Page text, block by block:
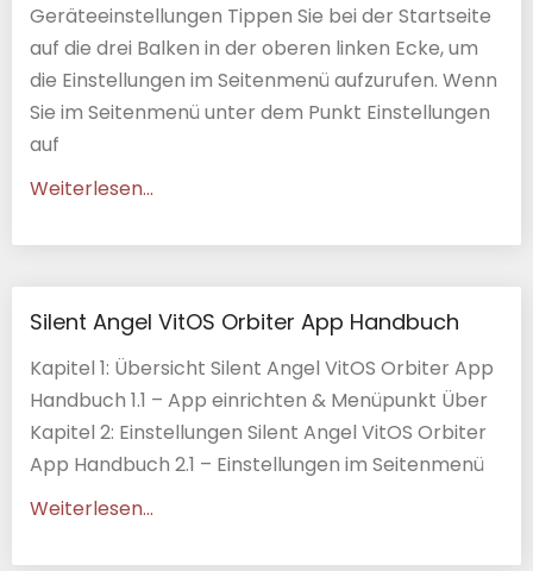
Geräteeinstellungen Tippen Sie bei der Startseite
auf die drei Balken in der oberen linken Ecke, um
die Einstellungen im Seitenmenü aufzurufen. Wenn
Sie im Seitenmenü unter dem Punkt Einstellungen
auf
Weiterlesen...
Silent Angel VitOS Orbiter App Handbuch
Kapitel 1: Übersicht Silent Angel VitOS Orbiter App
Handbuch 1.1 – App einrichten & Menüpunkt Über
Kapitel 2: Einstellungen Silent Angel VitOS Orbiter
App Handbuch 2.1 – Einstellungen im Seitenmenü
Weiterlesen...